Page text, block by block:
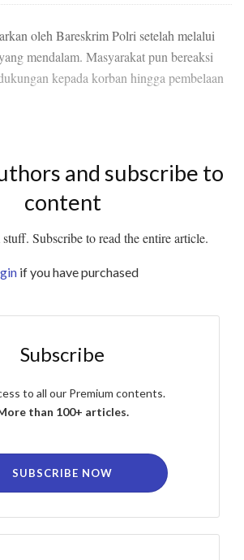
oleh Bareskrim Polri setelah melalui
mendalam. Masyarakat pun bereaksi
kepada korban hingga pembelaan
and subscribe to
content
Subscribe to read the entire article.
if you have purchased
Subscribe
to all our Premium contents.
than 100+ articles.
SUBSCRIBE NOW